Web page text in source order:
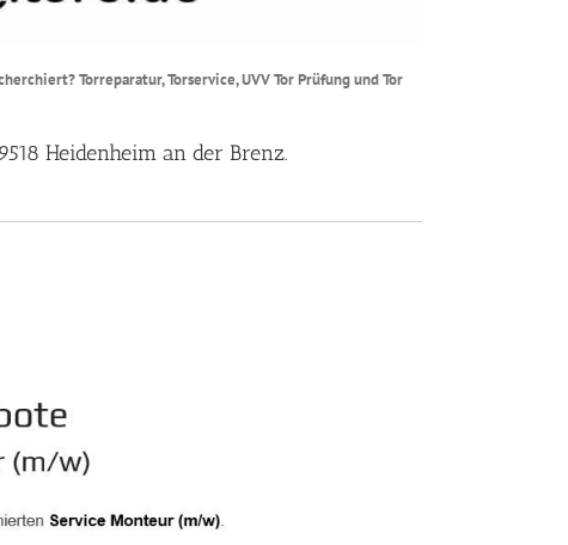
Torreparatur, Torservice, UVV Tor Prüfung und Tor
Heidenheim an der Brenz.